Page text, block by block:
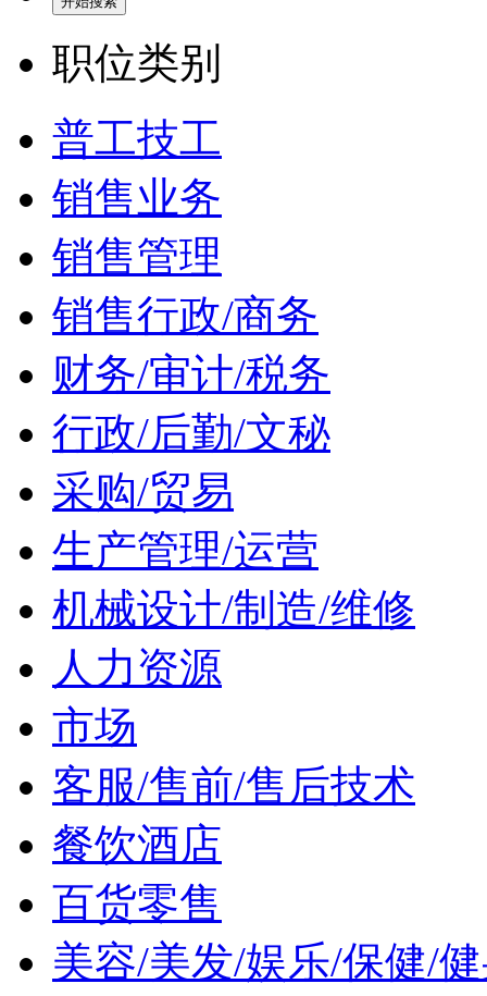
职位类别
普工技工
销售业务
销售管理
销售行政/商务
财务/审计/税务
行政/后勤/文秘
采购/贸易
生产管理/运营
机械设计/制造/维修
人力资源
市场
客服/售前/售后技术
餐饮酒店
百货零售
美容/美发/娱乐/保健/